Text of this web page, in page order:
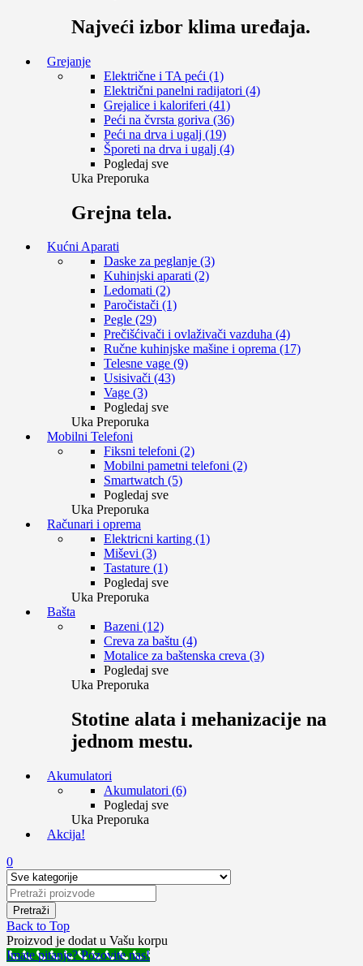
Najveći izbor klima uređaja.
Grejanje
Električne i TA peći (1)
Električni panelni radijatori (4)
Grejalice i kaloriferi (41)
Peći na čvrsta goriva (36)
Peći na drva i ugalj (19)
Šporeti na drva i ugalj (4)
Pogledaj sve
Uka Preporuka
Grejna tela.
Kućni Aparati
Daske za peglanje (3)
Kuhinjski aparati (2)
Ledomati (2)
Paročistači (1)
Pegle (29)
Prečišćivači i ovlaživači vazduha (4)
Ručne kuhinjske mašine i oprema (17)
Telesne vage (9)
Usisivači (43)
Vage (3)
Pogledaj sve
Uka Preporuka
Mobilni Telefoni
Fiksni telefoni (2)
Mobilni pametni telefoni (2)
Smartwatch (5)
Pogledaj sve
Uka Preporuka
Računari i oprema
Elektricni karting (1)
Miševi (3)
Tastature (1)
Pogledaj sve
Uka Preporuka
Bašta
Bazeni (12)
Creva za baštu (4)
Motalice za baštenska creva (3)
Pogledaj sve
Uka Preporuka
Stotine alata i mehanizacije na
jednom mestu.
Akumulatori
Akumulatori (6)
Pogledaj sve
Uka Preporuka
Akcija!
0
Back to Top
Proizvod je dodat u Vašu korpu
Imate pitanje? Pozovite nas!